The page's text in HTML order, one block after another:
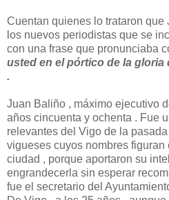
Cuentan quienes lo trataron
los nuevos periodistas que se
con una frase que pronunciaba
usted en el pórtico de la
.
Juan Baliño , máximo ejecutivo
años cincuenta y ochenta . Fue
relevantes del Vigo de la
vigueses cuyos nombres figuran
ciudad , porque aportaron su
engrandecerla sin esperar
fue el secretario del